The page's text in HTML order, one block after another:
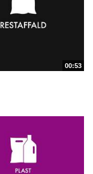
00:53